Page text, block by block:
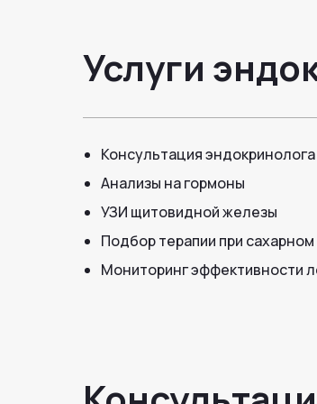
Услуги
Консультация эндокринолога
Анализы на гормоны
УЗИ щитовидной железы
Подбор терапии при
Мониторинг эффективности